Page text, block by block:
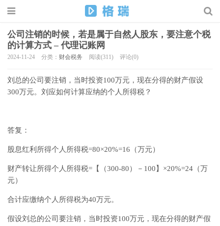
公司注销的时候，若是属于自然人股东，要注意个税
的计算方式 – 代理记账网
2024-11-24 分类： 财会税务 阅读(311) 评论(0)
刘总的公司要注销，当时投资100万元，现在分得的财产假设
300万元。刘应如何计算应纳的个人所得税？
答复：
股息红利所得个人所得税=80×20%=16（万元）
财产转让所得个人所得税=【（300-80）－100】×20%=24（万
元）
合计应缴纳个人所得税为40万元。
假设刘总的公司要注销，当时投资100万元，现在分得的财产假